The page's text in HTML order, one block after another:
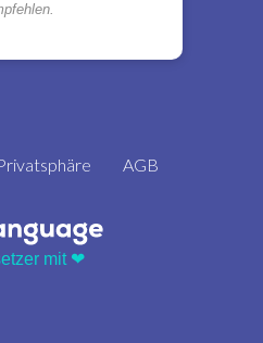
AGB
mit ❤